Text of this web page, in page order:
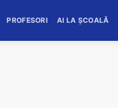
PROFESORI AI LA ȘCOALĂ